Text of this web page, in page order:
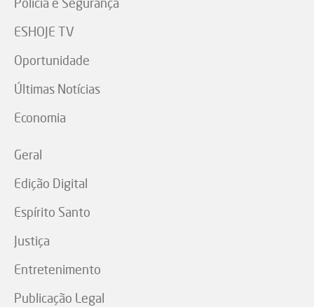
ESHOJE TV
Oportunidade
Últimas Notícias
Economia
Geral
Edição Digital
Espírito Santo
Justiça
Entretenimento
Publicação Legal